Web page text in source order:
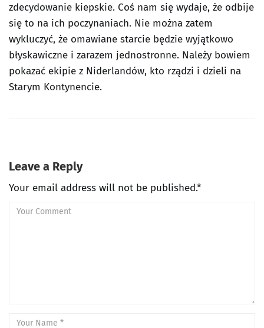
zdecydowanie kiepskie. Coś nam się wydaje, że odbije
się to na ich poczynaniach. Nie można zatem
wykluczyć, że omawiane starcie będzie wyjątkowo
błyskawiczne i zarazem jednostronne. Należy bowiem
pokazać ekipie z Niderlandów, kto rządzi i dzieli na
Starym Kontynencie.
Leave a Reply
Your email address will not be published.*